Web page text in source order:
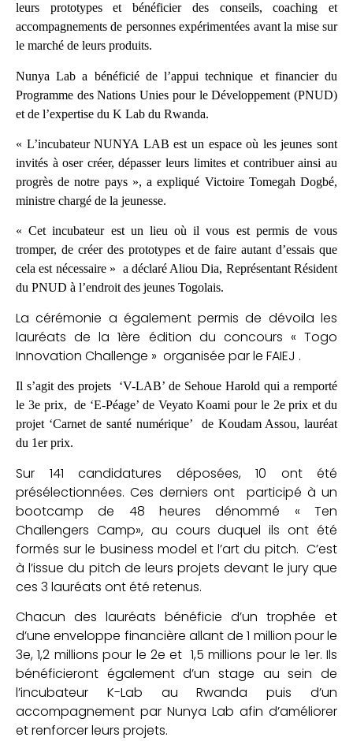
leurs prototypes et bénéficier des conseils, coaching et
accompagnements de personnes expérimentées avant la mise sur
le marché de leurs produits.
Nunya Lab a bénéficié de l’appui technique et financier du
Programme des Nations Unies pour le Développement (PNUD)
et de l’expertise du K Lab du Rwanda.
« L’incubateur NUNYA LAB est un espace où les jeunes sont
invités à oser créer, dépasser leurs limites et contribuer ainsi au
progrès de notre pays », a expliqué Victoire Tomegah Dogbé,
ministre chargé de la jeunesse.
« Cet incubateur est un lieu où il vous est permis de vous
tromper, de créer des prototypes et de faire autant d’essais que
cela est nécessaire » a déclaré Aliou Dia, Représentant Résident
du PNUD à l’endroit des jeunes Togolais.
La cérémonie a également permis de dévoila les
lauréats de la 1ère édition du concours « Togo
Innovation Challenge » organisée par le FAIEJ .
Il s’agit des projets ‘V-LAB’ de Sehoue Harold qui a remporté
le 3e prix, de ‘E-Péage’ de Veyato Koami pour le 2e prix et du
projet ‘Carnet de santé numérique’ de Koudam Assou, lauréat
du 1er prix.
Sur 141 candidatures déposées, 10 ont été
présélectionnées. Ces derniers ont participé à un
bootcamp de 48 heures dénommé « Ten
Challengers Camp», au cours duquel ils ont été
formés sur le business model et l’art du pitch. C’est
à l’issue du pitch de leurs projets devant le jury que
ces 3 lauréats ont été retenus.
Chacun des lauréats bénéficie d’un trophée et
d’une enveloppe financière allant de 1 million pour le
3e, 1,2 millions pour le 2e et 1,5 millions pour le 1er. Ils
bénéficieront également d’un stage au sein de
l’incubateur K-Lab au Rwanda puis d’un
accompagnement par Nunya Lab afin d’améliorer
et renforcer leurs projets.